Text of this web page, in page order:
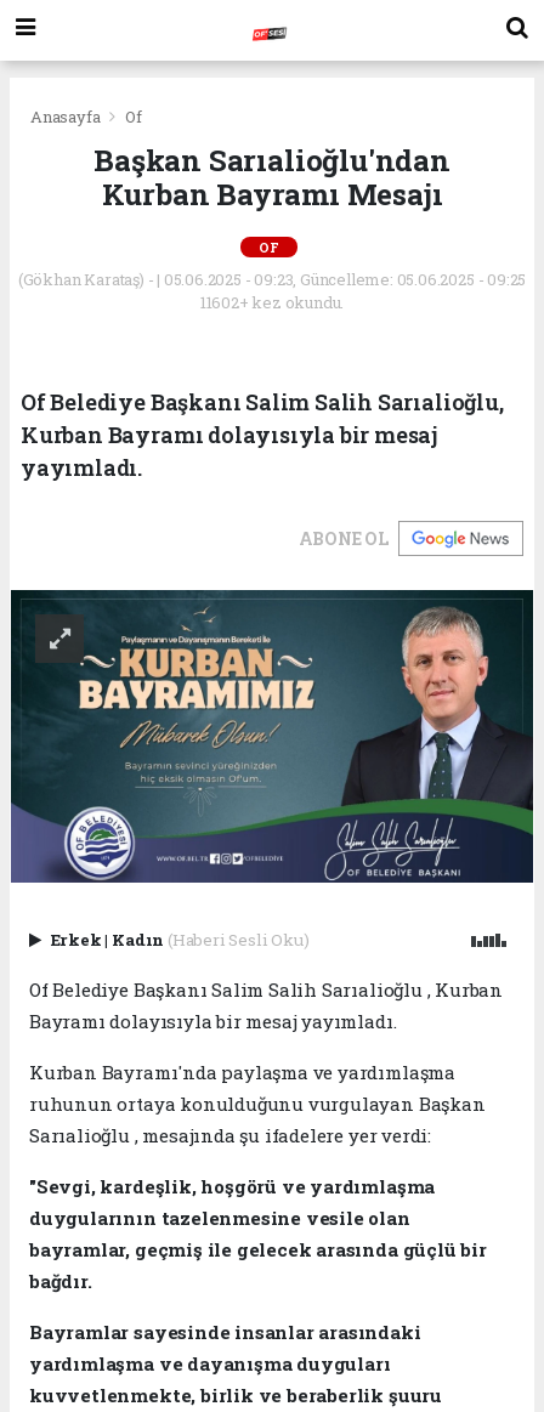
Anasayfa Of
Başkan Sarıalioğlu'ndan
Kurban Bayramı Mesajı
OF
(Gökhan Karataş) - | 05.06.2025 - 09:23, Güncelleme: 05.06.2025 - 09:25
11602+ kez okundu.
Of Belediye Başkanı Salim Salih Sarıalioğlu,
Kurban Bayramı dolayısıyla bir mesaj
yayımladı.
ABONE OL
Erkek| Kadın (Haberi Sesli Oku)
Of Belediye Başkanı Salim Salih Sarıalioğlu , Kurban
Bayramı dolayısıyla bir mesaj yayımladı.
Kurban Bayramı'nda paylaşma ve yardımlaşma
ruhunun ortaya konulduğunu vurgulayan Başkan
Sarıalioğlu , mesajında şu ifadelere yer verdi:
"Sevgi, kardeşlik, hoşgörü ve yardımlaşma
duygularının tazelenmesine vesile olan
bayramlar, geçmiş ile gelecek arasında güçlü bir
bağdır.
Bayramlar sayesinde insanlar arasındaki
yardımlaşma ve dayanışma duyguları
kuvvetlenmekte, birlik ve beraberlik şuuru